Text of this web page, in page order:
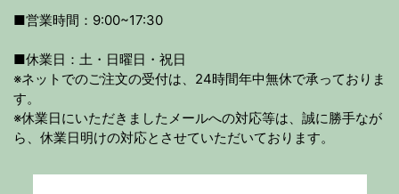
■営業時間：9:00~17:30
■休業日：土・日曜日・祝日
※ネットでのご注文の受付は、24時間年中無休で承っておりま
す。
※休業日にいただきましたメールへの対応等は、誠に勝手なが
ら、休業日明けの対応とさせていただいております。